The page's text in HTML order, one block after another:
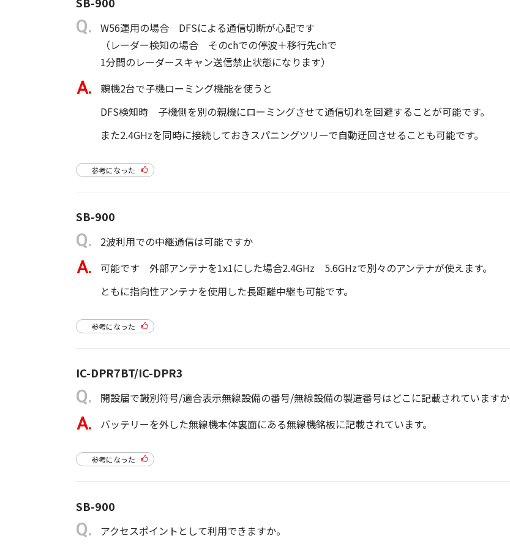
W56運用の場合 DFSによる通信切断が心配です
（レーダー検知の場合 そのchでの停波＋移行先chで
1分間のレーダースキャン送信禁止状態になります）
親機2台で子機ローミング機能を使うと
DFS検知時 子機側を別の親機にローミングさせて通信切れを回避することが可能です。
また2.4GHzを同時に接続しておきスパニングツリーで自動迂回させることも可能です。
参考になった
SB-900
2波利用での中継通信は可能ですか
可能です 外部アンテナを1x1にした場合2.4GHz 5.6GHzで別々のアンテナが使えます。
ともに指向性アンテナを使用した長距離中継も可能です。
参考になった
IC-DPR7BT/IC-DPR3
開設届で識別符号/適合表示無線設備の番号/無線設備の製造番号はどこに記載されていますか
バッテリーを外した無線機本体裏面にある無線機銘板に記載されています。
参考になった
SB-900
アクセスポイントとして利用できますか。